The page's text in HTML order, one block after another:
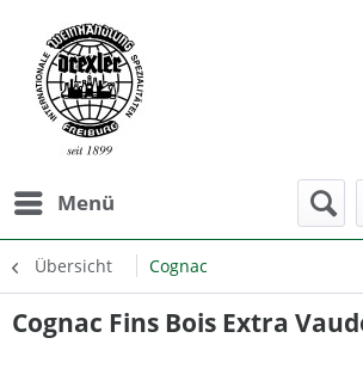
Menü
Übersicht Cognac
Cognac Fins Bois Extra